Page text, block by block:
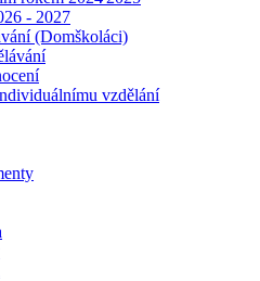
- 2027
(Domškoláci)
vzdělání